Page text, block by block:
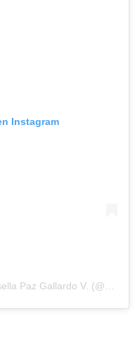
Instagram